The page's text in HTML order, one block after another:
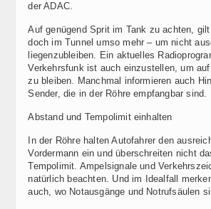
der ADAC.
Auf genügend Sprit im Tank zu achten,
doch im Tunnel umso mehr – um nicht
liegenzubleiben. Ein aktuelles
Verkehrsfunk ist auch einzustellen, um
zu bleiben. Manchmal informieren auch
Sender, die in der Röhre empfangbar sind.
Abstand und Tempolimit einhalten
In der Röhre halten Autofahrer den
Vordermann ein und überschreiten nicht
Tempolimit. Ampelsignale und
natürlich beachten. Und im Idealfall
auch, wo Notausgänge und Notrufsäulen